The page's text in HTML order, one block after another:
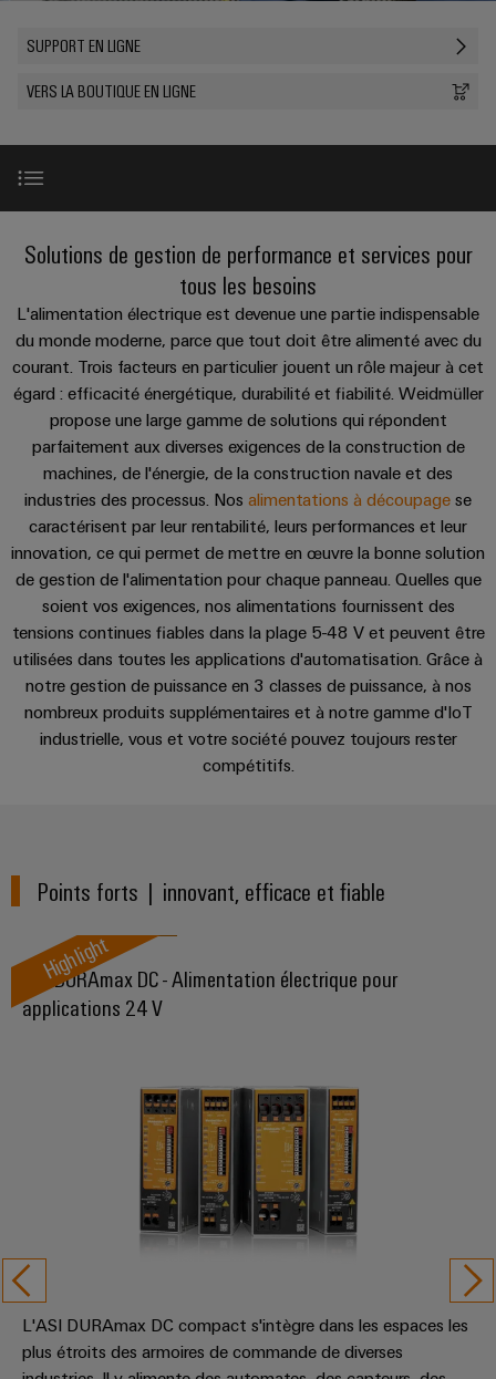
solutions
peuvent
expérimentées.
Infrastructure
pour
besoins
la
construction
d'infrastructures
Construction
d'armoire
solutions
pour
relever
les
défis
de
la
construction
d'armoire
Centre
de
données
centres
de
:
efficaces,
fiables,
évolutifs
Solutions
technique
raccordement
innovantes
Stockage
d'énergie
Solutions
de
raccordement
IN
IN
DC
u-
edge
computing
5G
industrielle
Single
Pair
Ethernet
Armoire
et
terrain
Câblage
d'installation
distribution
Building
Mesurage
intelligente
Solutions
Workplace
Systèmes
Automatisation
décentralisée
de
circuit
imprimé
connecteurs
pour
circuit
imprimé
Systèmes
de
coffrets
et
composants
Systèmes
d'entrée
de
câbles
et
composants
câbles
patch
et
câbles
Modules
solutions
migration
Boîtiers
de
Weidmüller
Configurator
Ingénierie
numérique
supérieur -
intuitive,
rapide
SERVICES
produits
pratique pour
industrie. Nos
innovations
pour la
connectivité
industrielle.
Weidmüller
Configurator
Ingénierie
numérique
d'un niveau
de
câbles
livraison
rapide
Services
de
conseil
et
d’ingénierie
numérique
Conseils
en
matière
de
connectivité
Ingénierie
numérique
connecteurs
circuit
imprimé
Services
laboratoire
Support
Support
technique
Données
techniques
Ventes
Représentants
des
Representatives
&
Promotions
Weidmüller
Canada
at
EFC
2026
Promotions
and
Campaigns
Cabinet
Power
Management
Solutions
Industrial
Cybersecurity
ALL
SERVICES
Société
Weidmüller
Faits
Durabilité
Académie
Weidmüller
Conformité
Sites
Informations
et
certificats
de
gestion
Orange
Mag
|
Magazine
client
direction
Presse
locales
SERVICES
Actualité
l'entreprise
Actualité
Presse
SUPPORT EN LIGNE
VERS LA BOUTIQUE EN LIGNE
New Points forts
Gamme de produits
Support en ligne
Services
Complément parfait
Services
Applications
Téléchargements
Solutions de gestion de performance et services pour
tous les besoins
L'alimentation électrique est devenue une partie indispensable
du monde moderne, parce que tout doit être alimenté avec du
courant. Trois facteurs en particulier jouent un rôle majeur à cet
égard : efficacité énergétique, durabilité et fiabilité. Weidmüller
propose une large gamme de solutions qui répondent
parfaitement aux diverses exigences de la construction de
machines, de l'énergie, de la construction navale et des
industries des processus. Nos alimentations à découpage se
caractérisent par leur rentabilité, leurs performances et leur
innovation, ce qui permet de mettre en œuvre la bonne solution
de gestion de l'alimentation pour chaque panneau. Quelles que
soient vos exigences, nos alimentations fournissent des
tensions continues fiables dans la plage 5-48 V et peuvent être
utilisées dans toutes les applications d'automatisation. Grâce à
notre gestion de puissance en 3 classes de puissance, à nos
nombreux produits supplémentaires et à notre gamme d'IoT
industrielle, vous et votre société pouvez toujours rester
compétitifs.
Points forts | innovant, efficace et fiable
ASI DURAmax DC - Alimentation électrique pour
applications 24 V
Highlight
L'ASI DURAmax DC compact s'intègre dans les espaces les
plus étroits des armoires de commande de diverses